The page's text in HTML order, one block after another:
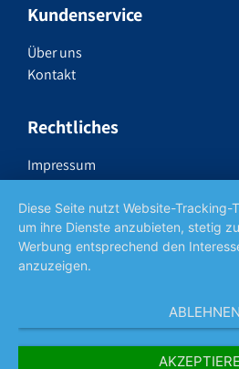
Kundenservice
Über uns
Kontakt
Rechtliches
Impressum
Datenschutzerklärung
Widerrufsrecht
AGB
Diese Seite nutzt Website-Tracking-
um ihre Dienste anzubieten, stetig
Werbung entsprechend den
anzuzeigen.
ABLEHNEN